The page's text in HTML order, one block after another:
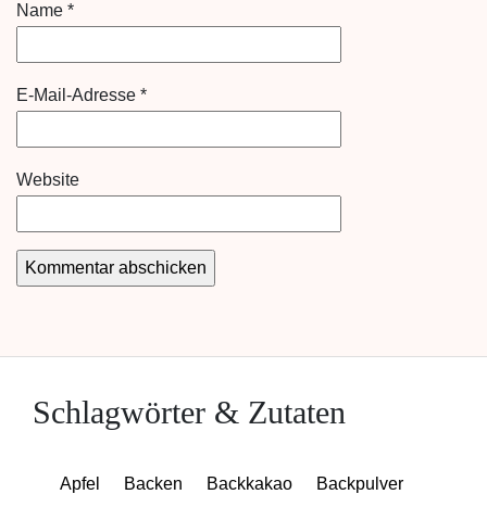
Name *
E-Mail-Adresse *
Website
Schlagwörter & Zutaten
Apfel Backen Backkakao
Backpulver